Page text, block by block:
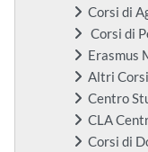
Corsi di
Corsi di
Erasmus
Altri Corsi
Centro
CLA
Corsi di